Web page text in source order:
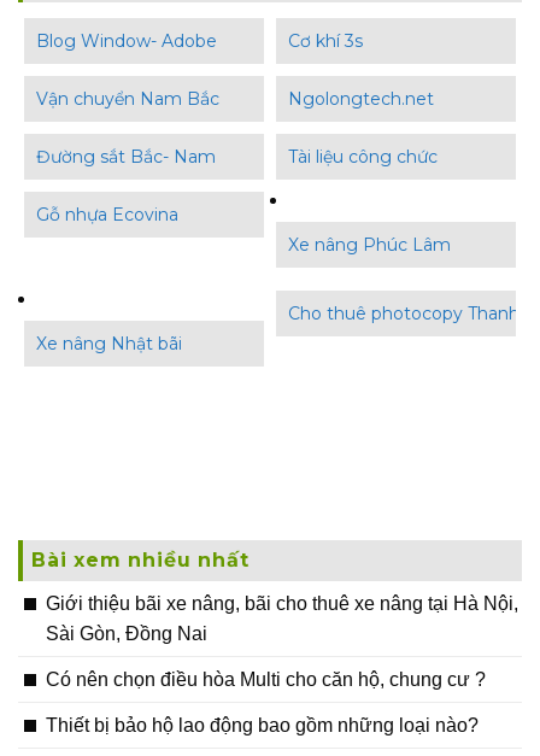
Blog Window- Adobe Cơ khí 3s
Vận chuyển Nam Bắc Ngolongtech.net
Đường sắt Bắc- Nam Tài liệu công chức
Gỗ nhựa Ecovina
Xe nâng Phúc Lâm
Xe nâng Nhật bãi
Cho thuê photocopy Thanh
Bài xem nhiều nhất
Giới thiệu bãi xe nâng, bãi cho thuê xe nâng tại Hà Nội,
Sài Gòn, Đồng Nai
Có nên chọn điều hòa Multi cho căn hộ, chung cư ?
Thiết bị bảo hộ lao động bao gồm những loại nào?